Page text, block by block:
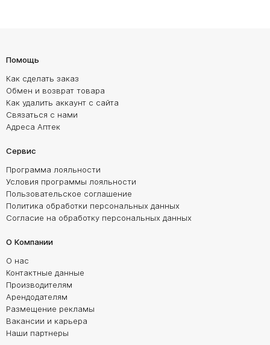
Помощь
Как сделать заказ
Обмен и возврат товара
Как удалить аккаунт с сайта
Связаться с нами
Адреса Аптек
Сервис
Программа лояльности
Условия программы лояльности
Пользовательское соглашение
Политика обработки персональных данных
Согласие на обработку персональных данных
О Компании
О нас
Контактные данные
Производителям
Арендодателям
Размещение рекламы
Вакансии и карьера
Наши партнеры